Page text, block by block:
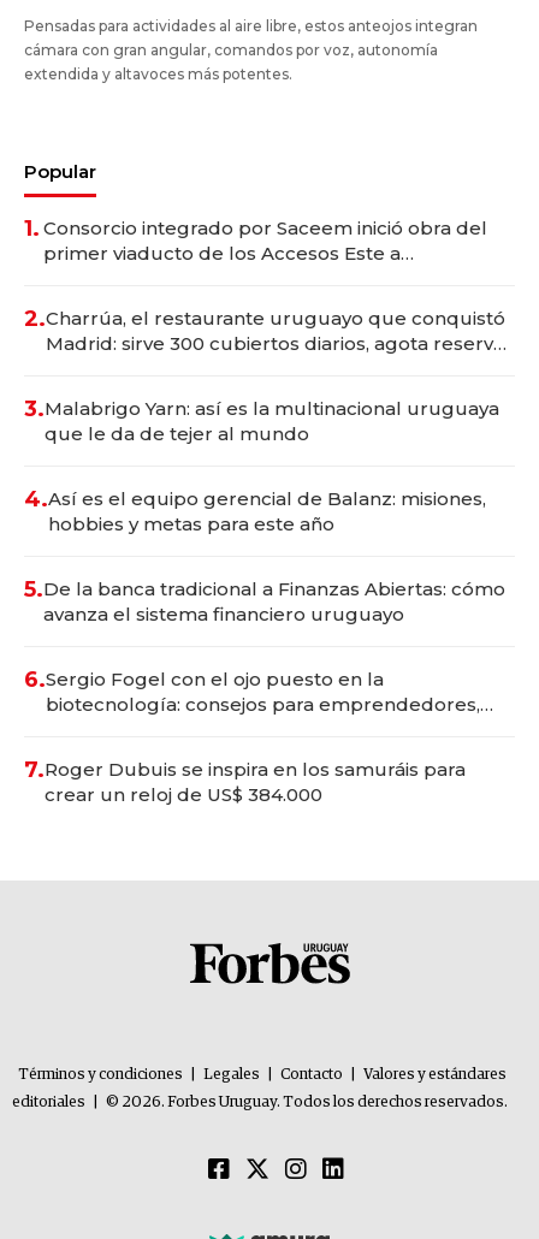
Pensadas para actividades al aire libre, estos anteojos integran
cámara con gran angular, comandos por voz, autonomía
extendida y altavoces más potentes.
Popular
1. Consorcio integrado por Saceem inició obra del
primer viaducto de los Accesos Este a
2.Charrúa, el restaurante uruguayo que conquistó
Madrid: sirve 300 cubiertos diarios, agota reservas
3.Malabrigo Yarn: así es la multinacional uruguaya
que le da de tejer al mundo
4.Así es el equipo gerencial de Balanz: misiones,
hobbies y metas para este año
5.De la banca tradicional a Finanzas Abiertas: cómo
avanza el sistema financiero uruguayo
6.Sergio Fogel con el ojo puesto en la
biotecnología: consejos para emprendedores,
7.Roger Dubuis se inspira en los samuráis para
crear un reloj de US$ 384.000
Términos y condiciones Legales Contacto
Valores y estándares
editoriales
© 2026. Forbes Uruguay. Todos los derechos reservados.